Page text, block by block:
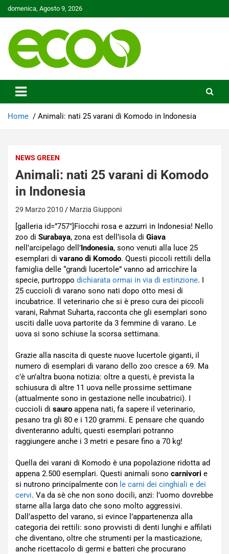
Skip
to
domenica, Agosto 9, 2026
Ecoo.it
Home Animali: nati 25 varani di Komodo in Indonesia
NEWS GREEN
Animali: nati 25 varani di Komodo
in Indonesia
29 Marzo 2010 Marzia Giupponi
[galleria id=”757″]Fiocchi rosa e azzurri in Indonesia! Nello
zoo di Surabaya, zona est dell’isola di Giava
nell’arcipelago dell’Indonesia, sono venuti alla luce 25
esemplari di varano di Komodo. Questi piccoli rettili della
famiglia delle “grandi lucertole” vanno ad arricchire la
specie, purtroppo dichiarata ormai in via di estinzione. I
25 cuccioli di varano sono nati dopo otto mesi di
incubatrice. Il veterinario che si è preso cura dei piccoli
varani, Rahmat Suharta, racconta che gli esemplari sono
usciti dalle uova partorite da 3 femmine di varano. Le
uova si sono schiuse la scorsa settimana.
Grazie alla nascita di queste nuove lucertole giganti, il
numero di esemplari di varano dello zoo cresce a 69. Ma
c’è un’altra buona notizia: oltre a questi, è prevista la
schiusura di altre 11 uova nelle prossime settimane
(attualmente sono in gestazione nelle incubatrici). I
cuccioli di sauro appena nati, fa sapere il veterinario,
pesano tra gli 80 e i 120 grammi. E pensare che quando
diventeranno adulti, questi esemplari potranno
raggiungere anche i 3 metri e pesare fino a 70 kg!
Quella dei varani di Komodo è una popolazione ridotta ad
appena 2.500 esemplari. Questi animali sono carnivori e
si nutrono principalmente con le carni dei cinghiali e dei
cervi. Va da sè che non sono docili, anzi: l’uomo dovrebbe
starne alla larga dato che sono molto aggressivi.
Dall’aspetto del varano, si evince l’appartenenza alla
categoria dei rettili: sono provvisti di denti lunghi e affilati
che diventano, oltre che strumenti per la masticazione,
anche ricettacolo di germi e batteri che procurano